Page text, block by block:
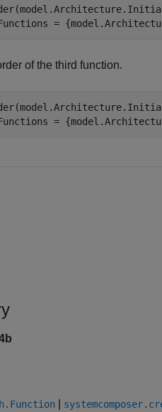
=
of the third function.
=